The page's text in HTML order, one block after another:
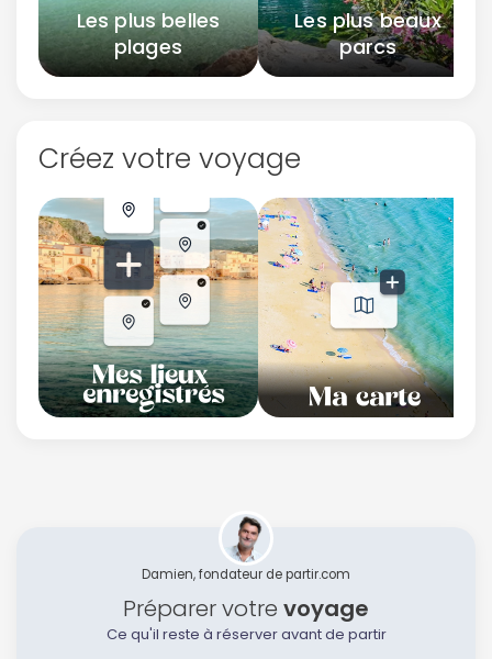
Les plus belles
plages
Les plus beaux
parcs
Créez votre voyage
Damien, fondateur de partir.com
Préparer votre voyage
Ce qu'il reste à réserver avant de partir